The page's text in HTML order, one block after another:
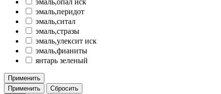
эмаль,перидот
эмаль,ситал
эмаль,стразы
эмаль,улексит иск
эмаль,фианиты
янтарь зеленый
Применить
Применить
Сбросить